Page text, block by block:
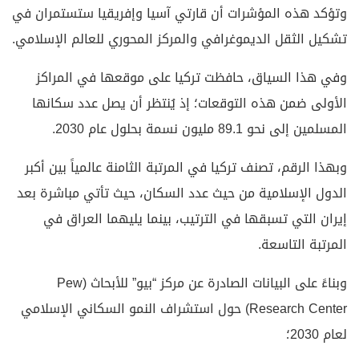
وتؤكد هذه المؤشرات أن قارتي آسيا وإفريقيا ستستمران في
تشكيل الثقل الديموغرافي والمركز المحوري للعالم الإسلامي.
وفي هذا السياق، حافظت تركيا على موقعها في المراكز
الأولى ضمن هذه التوقعات؛ إذ يُنتظر أن يصل عدد سكانها
المسلمين إلى نحو 89.1 مليون نسمة بحلول عام 2030.
وبهذا الرقم، تصنف تركيا في المرتبة الثامنة عالمياً بين أكبر
الدول الإسلامية من حيث عدد السكان، حيث تأتي مباشرة بعد
إيران التي تسبقها في الترتيب، بينما يليهما العراق في
المرتبة التاسعة.
وبناءً على البيانات الصادرة عن مركز “بيو” للأبحاث (Pew
Research Center) حول استشراف النمو السكاني الإسلامي
لعام 2030؛